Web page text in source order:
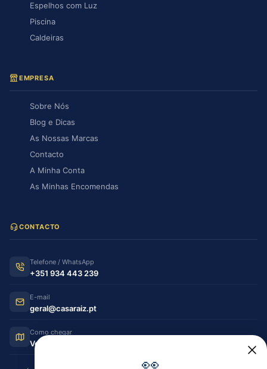
Espelhos com Luz
Piscina
Caldeiras
EMPRESA
Sobre Nós
Blog e Dicas
As Nossas Marcas
Contacto
A Minha Conta
As Minhas Encomendas
CONTACTO
Telefone / WhatsApp
+351 934 443 239
E-mail
geral@casaraiz.pt
Como chegar
Ver no Google Maps
👀